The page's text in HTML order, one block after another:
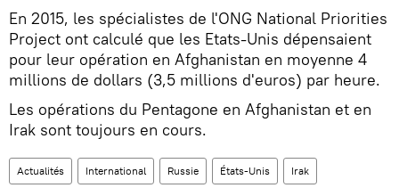
En 2015, les spécialistes de l'ONG National Priorities
Project ont calculé que les Etats-Unis dépensaient
pour leur opération en Afghanistan en moyenne 4
millions de dollars (3,5 millions d'euros) par heure.
Les opérations du Pentagone en Afghanistan et en
Irak sont toujours en cours.
Actualités International Russie États-Unis Irak